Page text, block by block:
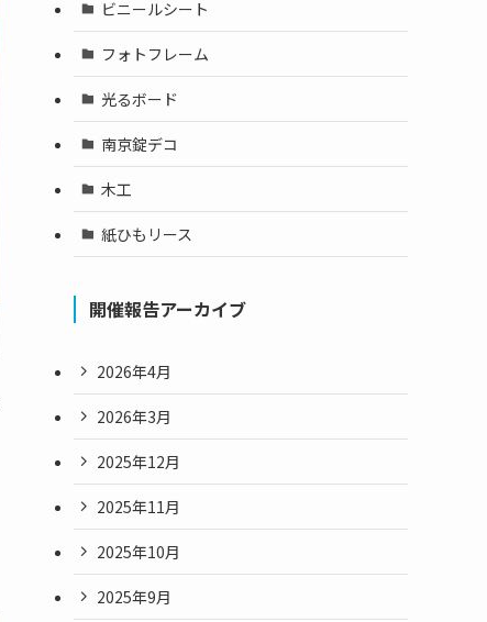
ビニールシート
フォトフレーム
光るボード
南京錠デコ
木工
紙ひもリース
開催報告アーカイブ
2026年4月
2026年3月
2025年12月
2025年11月
2025年10月
2025年9月